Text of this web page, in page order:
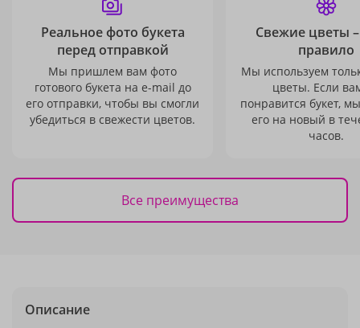
Реальное фото букета
перед отправкой
Мы пришлем вам фото
готового букета на e-mail до
его отправки, чтобы вы смогли
убедиться в свежести цветов.
Свежие цветы
правило
Мы используем
цветы. Если
понравится букет,
его на новый в
часов.
Все преимущества
Описание